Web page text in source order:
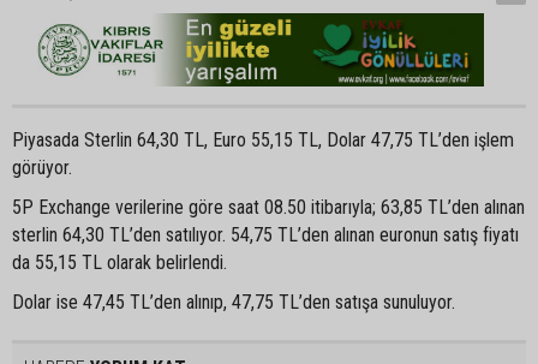
Piyasada Sterlin 64,30 TL, Euro 55,15 TL, Dolar 47,75 TL’den işlem
görüyor.
5P Exchange verilerine göre saat 08.50 itibarıyla; 63,85 TL’den alınan
sterlin 64,30 TL’den satılıyor. 54,75 TL’den alınan euronun satış fiyatı
da 55,15 TL olarak belirlendi.
Dolar ise 47,45 TL’den alınıp, 47,75 TL’den satışa sunuluyor.